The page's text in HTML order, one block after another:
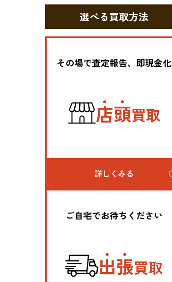
選べる買取方法
その場で査定報告、即現金化
店頭買取
詳しくみる
ご自宅でお待ちください
出張買取